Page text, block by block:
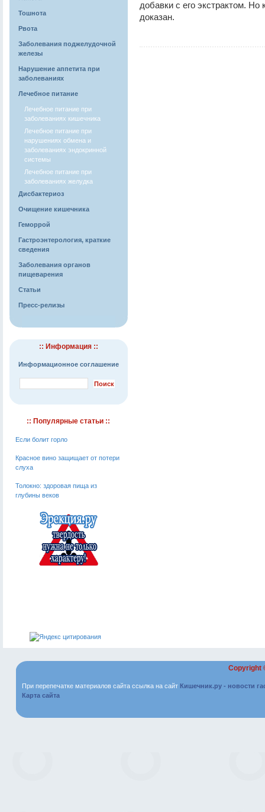
Тошнота
Рвота
Заболевания поджелудочной
железы
Нарушение аппетита при
заболеваниях
Лечебное питание
Лечебное питание при
заболеваниях кишечника
Лечебное питание при
нарушениях обмена и
заболеваниях эндокринной
системы
Лечебное питание при
заболеваниях желудка
Дисбактериоз
Очищение кишечника
Геморрой
Гастроэнтерология, краткие
сведения
Заболевания органов
пищеварения
Статьи
Пресс-релизы
:: Информация ::
Информационное соглашение
:: Популярные статьи ::
Если болит горло
Красное вино защищает от потери
слуха
Толокно: здоровая пища из
глубины веков
добавки с его экстрактом.
доказан.
Copyright
При перепечатке материалов сайта ссылка на сайт Кишечник.ру - новости
Карта сайта